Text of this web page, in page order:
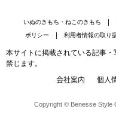
いぬのきもち・ねこのきもち
ポリシー
利用者情報の取り
本サイトに掲載されている記事
禁じます。
会社案内 個人
Copyright © Benesse Style